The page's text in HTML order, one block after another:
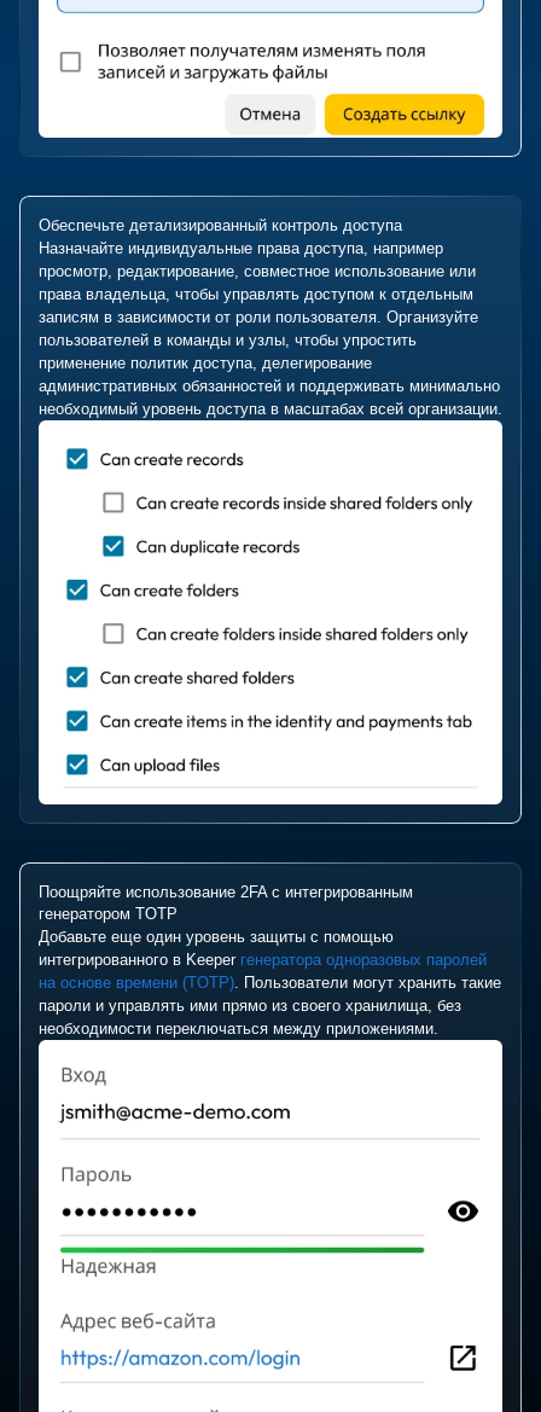
Обеспечьте детализированный контроль доступа
Назначайте индивидуальные права доступа, например
просмотр, редактирование, совместное использование или
права владельца, чтобы управлять доступом к отдельным
записям в зависимости от роли пользователя. Организуйте
пользователей в команды и узлы, чтобы упростить
применение политик доступа, делегирование
административных обязанностей и поддерживать минимально
необходимый уровень доступа в масштабах всей организации.
Поощряйте использование 2FA с интегрированным
генератором TOTP
Добавьте еще один уровень защиты с помощью
интегрированного в Keeper генератора одноразовых паролей
на основе времени (TOTP) . Пользователи могут хранить такие
пароли и управлять ими прямо из своего хранилища, без
необходимости переключаться между приложениями.